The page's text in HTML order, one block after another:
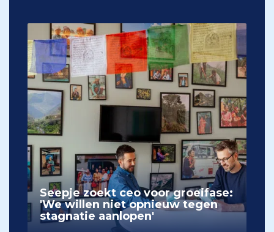
Seepje zoekt ceo voor groeifase:
'We willen niet opnieuw tegen
stagnatie aanlopen'